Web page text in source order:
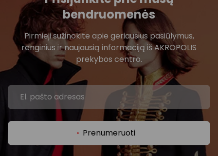
bendruomenės
Pirmieji sužinokite apie geriausius pasiūlymus,
renginius ir naujausią informaciją iš AKROPOLIS
prekybos centro.
Prenumeruoti